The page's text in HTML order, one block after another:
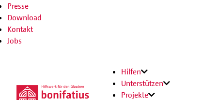
Presse
Download
Kontakt
Jobs
Hilfen
Unterstützen
Projekte